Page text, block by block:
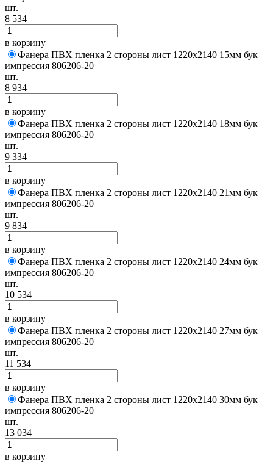
шт.
8 534
в корзину
Фанера ПВХ пленка 2 стороны лист 1220х2140 15мм бук
импрессия 806206-20
шт.
8 934
в корзину
Фанера ПВХ пленка 2 стороны лист 1220х2140 18мм бук
импрессия 806206-20
шт.
9 334
в корзину
Фанера ПВХ пленка 2 стороны лист 1220х2140 21мм бук
импрессия 806206-20
шт.
9 834
в корзину
Фанера ПВХ пленка 2 стороны лист 1220х2140 24мм бук
импрессия 806206-20
шт.
10 534
в корзину
Фанера ПВХ пленка 2 стороны лист 1220х2140 27мм бук
импрессия 806206-20
шт.
11 534
в корзину
Фанера ПВХ пленка 2 стороны лист 1220х2140 30мм бук
импрессия 806206-20
шт.
13 034
в корзину